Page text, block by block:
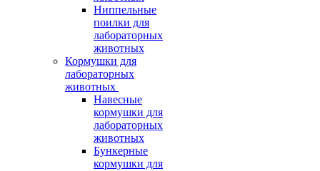
Ниппельные
поилки для
лабораторных
животных
Кормушки для
лабораторных
животных
Навесные
кормушки для
лабораторных
животных
Бункерные
кормушки для